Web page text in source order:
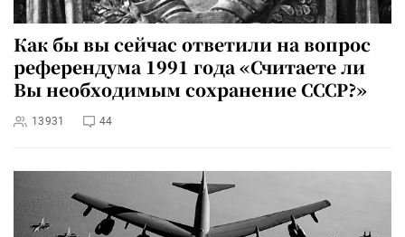
Как бы вы сейчас ответили на вопрос
референдума 1991 года «Считаете ли
Вы необходимым сохранение СССР?»
13931 44